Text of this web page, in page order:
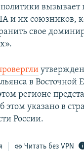
вызывает
и их союзников,
свое
в Восточной
регионе
этом указано в
России.
Читать без VPN